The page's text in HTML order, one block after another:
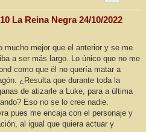
La Reina Negra 24/10/2022
mucho mejor que el anterior y se me
a ser más largo. Lo único que no me
como que él no quería matar a
¿Resulta que durante toda la
de atizarle a Luke, para a última
Eso no se lo cree nadie.
pues me encaja con el personaje y
al igual que quiera actuar y